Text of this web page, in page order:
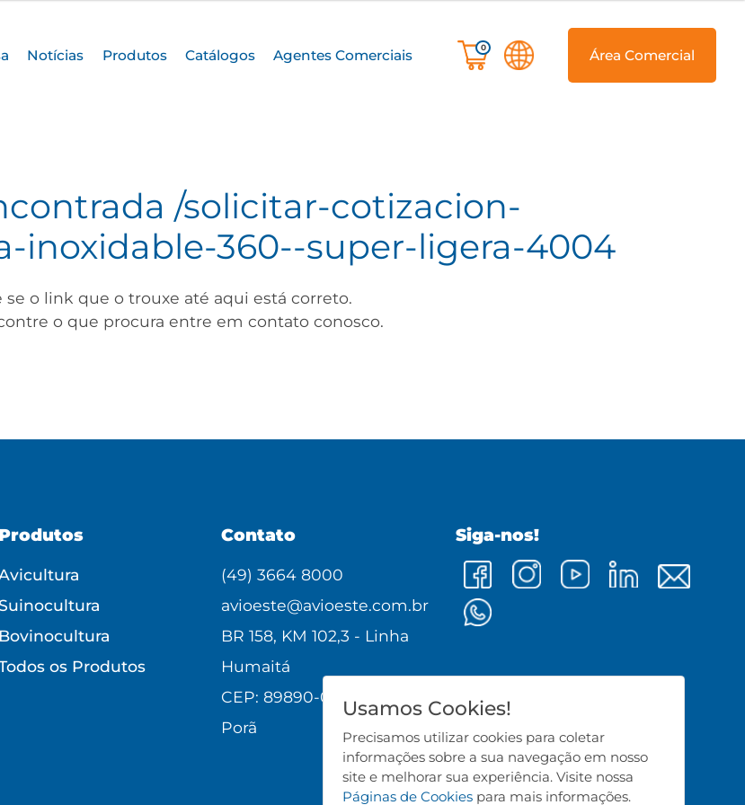
Usamos Cookies!
Precisamos utilizar cookies para coletar
informações sobre a sua navegação em nosso
site e melhorar sua experiência. Visite nossa
Páginas de Cookies para mais informações.
Notícias Produtos Catálogos Agentes Comerciais 0 Área Comercial
/solicitar-cotizacion-
inoxidable-360--super-ligera-4004
se o link que o trouxe até aqui está correto.
o que procura entre em contato conosco.
Produtos
Bovinocultura
os Produtos
Contato
(49) 3664 8000
avioeste@avioeste.com.br
BR 158, KM 102,3 - Linha
Humaitá
CEP: 89890-000 - Cunha
Porã
Siga-nos!